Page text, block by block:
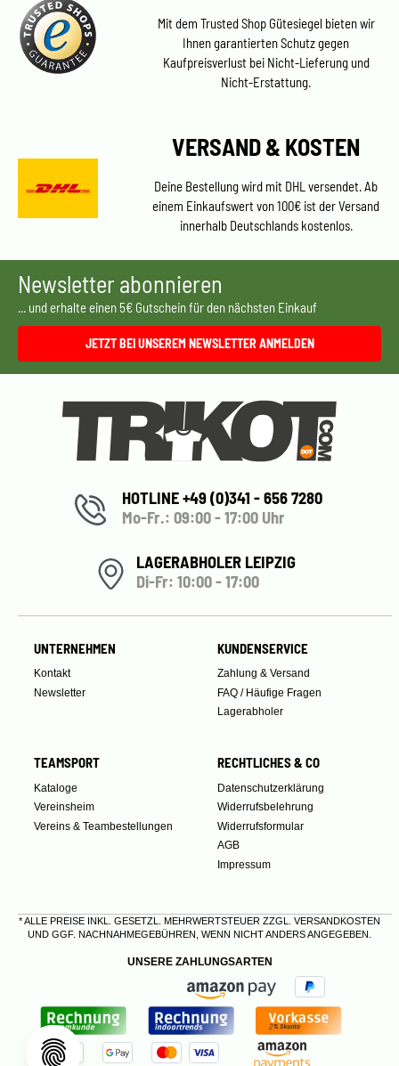
Mit dem Trusted Shop Gütesiegel bieten wir
Ihnen garantierten Schutz gegen
Kaufpreisverlust bei Nicht-Lieferung und
Nicht-Erstattung.
VERSAND & KOSTEN
Deine Bestellung wird mit DHL versendet. Ab
einem Einkaufswert von 100€ ist der Versand
innerhalb Deutschlands kostenlos.
Newsletter abonnieren
... und erhalte einen 5€ Gutschein für den nächsten Einkauf
JETZT BEI UNSEREM NEWSLETTER ANMELDEN
HOTLINE +49 (0)341 - 656 7280
Mo-Fr.: 09:00 - 17:00 Uhr
LAGERABHOLER LEIPZIG
Di-Fr: 10:00 - 17:00
UNTERNEHMEN
Kontakt
Newsletter
KUNDENSERVICE
Zahlung & Versand
FAQ / Häufige Fragen
Lagerabholer
TEAMSPORT
Kataloge
Vereinsheim
Vereins & Teambestellungen
RECHTLICHES & CO
Datenschutzerklärung
Widerrufsbelehrung
Widerrufsformular
AGB
Impressum
* ALLE PREISE INKL. GESETZL. MEHRWERTSTEUER ZZGL. VERSANDKOSTEN
UND GGF. NACHNAHMEGEBÜHREN, WENN NICHT ANDERS ANGEGEBEN.
UNSERE ZAHLUNGSARTEN